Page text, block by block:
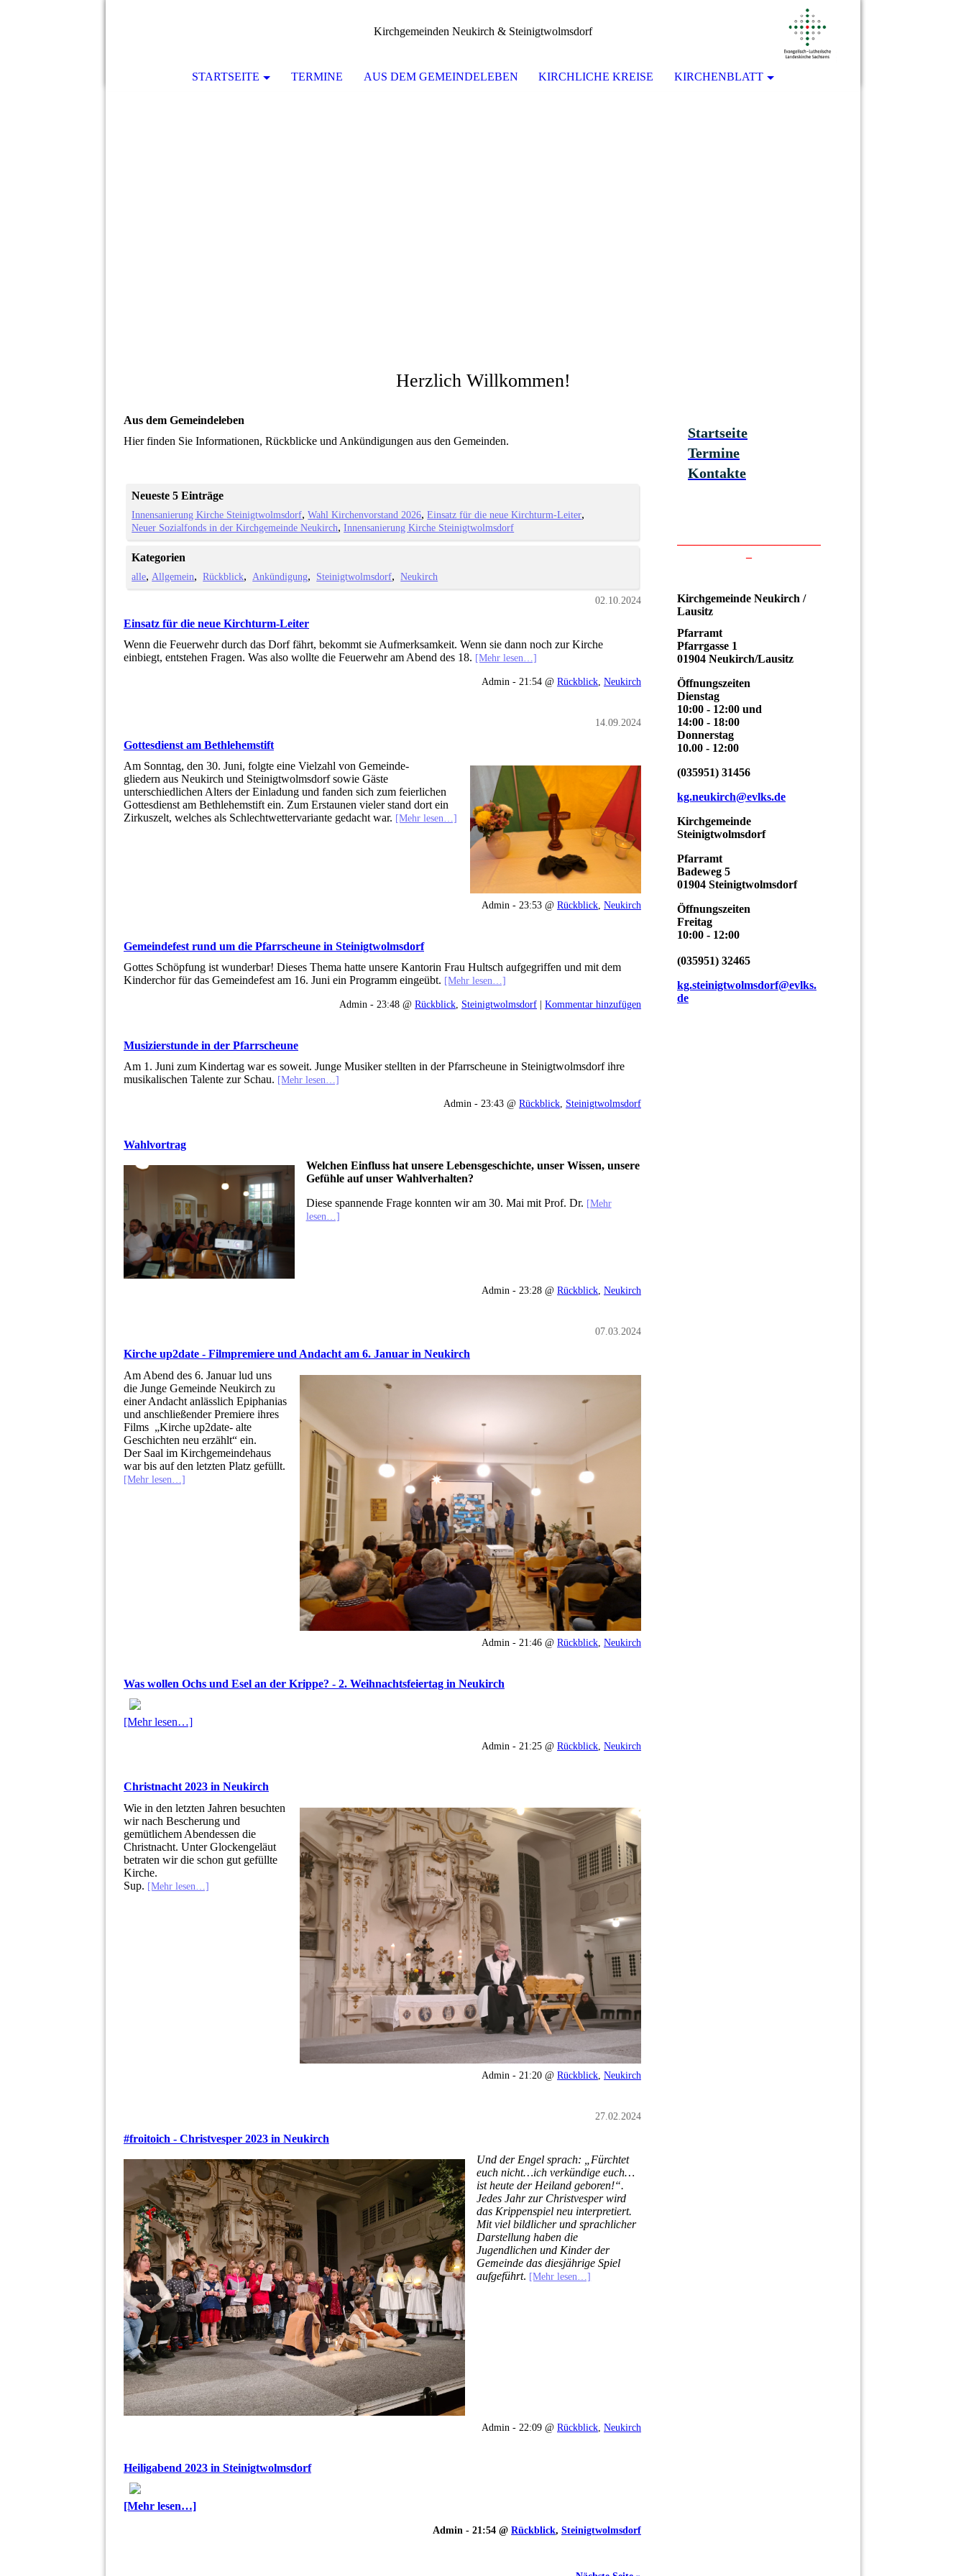
Kirchgemeinden Neukirch & Steinigtwolmsdorf
STARTSEITE TERMINE AUS DEM GEMEINDELEBEN KIRCHLICHE KREISE KIRCHENBLATT
Herzlich Willkommen!
Aus dem Gemeindeleben
Hier finden Sie Informationen, Rückblicke und Ankündigungen aus den Gemeinden.
Neueste 5 Einträge
Innensanierung Kirche Steinigtwolmsdorf Wahl Kirchenvorstand 2026 Einsatz für die neue Kirchturm-Leiter
Neuer Sozialfonds in der Kirchgemeinde Neukirch Innensanierung Kirche Steinigtwolmsdorf
Kategorien
alle Allgemein Rückblick Ankündigung Steinigtwolmsdorf Neukirch
02.10.2024
Einsatz für die neue Kirchturm-Leiter
Wenn die Feuerwehr durch das Dorf fährt, bekommt sie Aufmerksamkeit. Wenn sie dann noch zur Kirche
einbiegt, entstehen Fragen. Was also wollte die Feuerwehr am Abend des 18. [Mehr lesen…]
Admin - 21:54 @ Rückblick Neukirch
14.09.2024
Gottesdienst am Bethlehemstift
Am Sonntag, den 30. Juni, folgte eine Vielzahl von Gemeinde-
gliedern aus Neukirch und Steinigtwolmsdorf sowie Gäste
unterschiedlichen Alters der Einladung und fanden sich zum feierlichen
Gottesdienst am Bethlehemstift ein. Zum Erstaunen vieler stand dort ein
Zirkuszelt, welches als Schlechtwettervariante gedacht war. [Mehr lesen…]
Admin - 23:53 @ Rückblick, Neukirch
Gemeindefest rund um die Pfarrscheune in Steinigtwolmsdorf
Gottes Schöpfung ist wunderbar! Dieses Thema hatte unsere Kantorin Frau Hultsch aufgegriffen und mit dem
Kinderchor für das Gemeindefest am 16. Juni ein Programm eingeübt. [Mehr lesen…]
Admin - 23:48 @ Rückblick, Steinigtwolmsdorf | Kommentar hinzufügen
Musizierstunde in der Pfarrscheune
Am 1. Juni zum Kindertag war es soweit. Junge Musiker stellten in der Pfarrscheune in Steinigtwolmsdorf ihre
musikalischen Talente zur Schau. [Mehr lesen…]
Admin - 23:43 @ Rückblick Steinigtwolmsdorf
Wahlvortrag
Welchen Einfluss hat unsere Lebensgeschichte, unser Wissen, unsere
Gefühle auf unser Wahlverhalten?
Diese spannende Frage konnten wir am 30. Mai mit Prof. Dr. [Mehr
lesen…]
Admin - 23:28 @ Rückblick, Neukirch
07.03.2024
Kirche up2date - Filmpremiere und Andacht am 6. Januar in Neukirch
Am Abend des 6. Januar lud uns
die Junge Gemeinde Neukirch zu
einer Andacht anlässlich Epiphanias
und anschließender Premiere ihres
Films „Kirche up2date- alte
Geschichten neu erzählt“ ein.
Der Saal im Kirchgemeindehaus
war bis auf den letzten Platz gefüllt.
[Mehr lesen…]
Admin - 21:46 @ Rückblick Neukirch
Was wollen Ochs und Esel an der Krippe? - 2. Weihnachtsfeiertag in Neukirch
[Mehr lesen…]
Admin - 21:25 @ Rückblick Neukirch
Christnacht 2023 in Neukirch
Wie in den letzten Jahren besuchten
wir nach Bescherung und
gemütlichem Abendessen die
Christnacht. Unter Glockengeläut
betraten wir die schon gut gefüllte
Kirche.
Sup. [Mehr lesen…]
Admin - 21:20 @ Rückblick Neukirch
27.02.2024
#froitoich - Christvesper 2023 in Neukirch
Und der Engel sprach: „Fürchtet
euch nicht…ich verkündige euch…
ist heute der Heiland geboren!“.
Jedes Jahr zur Christvesper wird
das Krippenspiel neu interpretiert.
Mit viel bildlicher und sprachlicher
Darstellung haben die
Jugendlichen und Kinder der
Gemeinde das diesjährige Spiel
aufgeführt. [Mehr lesen…]
Admin - 22:09 @ Rückblick Neukirch
Heiligabend 2023 in Steinigtwolmsdorf
[Mehr lesen…]
Admin - 21:54 @ Rückblick, Steinigtwolmsdorf
Startseite
Termine
Kontakte
Kirchgemeinde Neukirch /
Lausitz
Pfarramt
Pfarrgasse 1
01904 Neukirch/Lausitz
Öffnungszeiten
Dienstag
10:00 - 12:00 und
14:00 - 18:00
Donnerstag
10.00 - 12:00
(035951) 31456
kg.neukirch@evlks.de
Kirchgemeinde
Steinigtwolmsdorf
Pfarramt
Badeweg 5
01904 Steinigtwolmsdorf
Öffnungszeiten
Freitag
10:00 - 12:00
(035951) 32465
kg.steinigtwolmsdorf@evlks.
de